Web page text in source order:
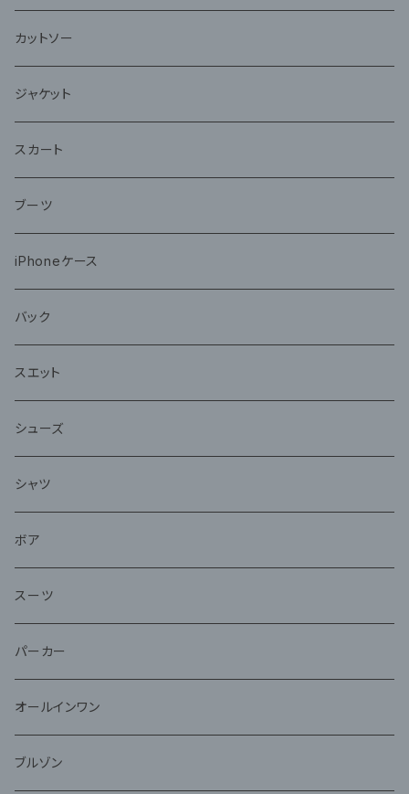
カットソー
ジャケット
スカート
ブーツ
iPhoneケース
バック
スエット
シューズ
シャツ
ボア
スーツ
パーカー
オールインワン
ブルゾン